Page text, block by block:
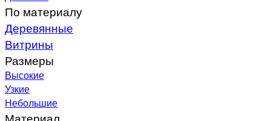
По материалу
Деревянные
Витрины
Размеры
Высокие
Узкие
Небольшие
Материал